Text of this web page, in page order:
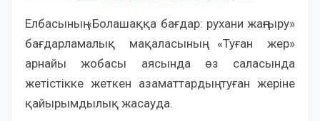
Елбасының «Болашаққа бағдар: рухани жаңғыру»
бағдарламалық мақаласының «Туған жер»
арнайы жобасы аясында өз саласында
жетістікке жеткен азаматтардың туған жеріне
қайырымдылық жасауда.